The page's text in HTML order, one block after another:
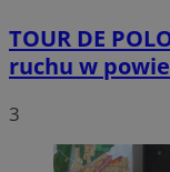
TOUR DE
ruchu w
3